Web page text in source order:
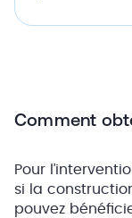
Comment
Pour
si la
pouvez